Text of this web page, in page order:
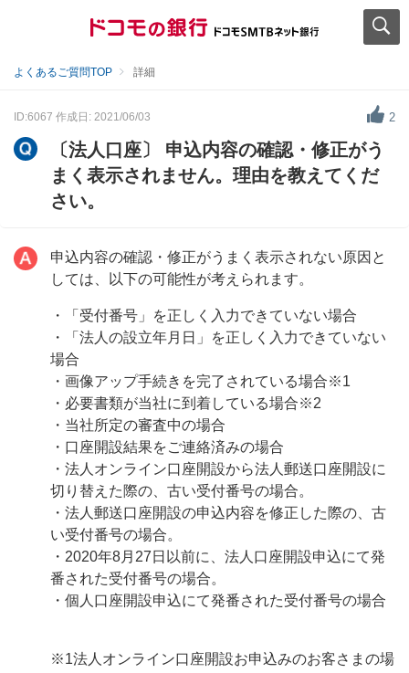
よくあるご質問TOP 詳細
ID:6067 作成日: 2021/06/03 2
〔法人口座〕 申込内容の確認・修正がう
まく表示されません。理由を教えてくだ
さい。
申込内容の確認・修正がうまく表示されない原因と
しては、以下の可能性が考えられます。
・「受付番号」を正しく入力できていない場合
・「法人の設立年月日」を正しく入力できていない
場合
・画像アップ手続きを完了されている場合※1
・必要書類が当社に到着している場合※2
・当社所定の審査中の場合
・口座開設結果をご連絡済みの場合
・法人オンライン口座開設から法人郵送口座開設に
切り替えた際の、古い受付番号の場合。
・法人郵送口座開設の申込内容を修正した際の、古
い受付番号の場合。
・2020年8月27日以前に、法人口座開設申込にて発
番された受付番号の場合。
・個人口座開設申込にて発番された受付番号の場合
※1法人オンライン口座開設お申込みのお客さまの場